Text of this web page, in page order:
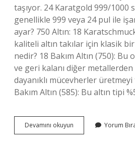
taşıyor. 24 Karatgold 999/1000
genellikle 999 veya 24 pul ile
ayar? 750 Altın: 18
kaliteli altın takılar için klasik bir
nedir? 18 Bakım Altın (750): Bu
ve geri kalanı diğer
dayanıklı mücevherler
Bakım Altın (585): Bu altın tipi
Devamını okuyun
750
Yorum